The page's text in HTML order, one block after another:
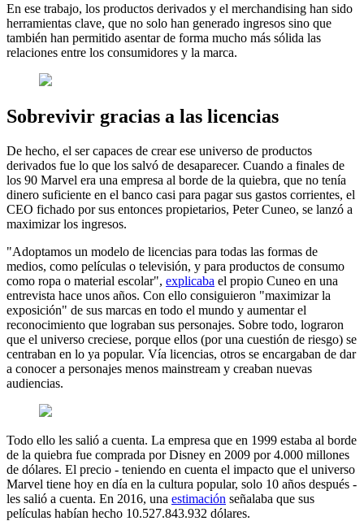
En ese trabajo, los productos derivados y el merchandising han sido
herramientas clave, que no solo han generado ingresos sino que
también han permitido asentar de forma mucho más sólida las
relaciones entre los consumidores y la marca.
Sobrevivir gracias a las licencias
De hecho, el ser capaces de crear ese universo de productos
derivados fue lo que los salvó de desaparecer. Cuando a finales de
los 90 Marvel era una empresa al borde de la quiebra, que no tenía
dinero suficiente en el banco casi para pagar sus gastos corrientes, el
CEO fichado por sus entonces propietarios, Peter Cuneo, se lanzó a
maximizar los ingresos.
"Adoptamos un modelo de licencias para todas las formas de
medios, como películas o televisión, y para productos de consumo
como ropa o material escolar", explicaba el propio Cuneo en una
entrevista hace unos años. Con ello consiguieron "maximizar la
exposición" de sus marcas en todo el mundo y aumentar el
reconocimiento que lograban sus personajes. Sobre todo, lograron
que el universo creciese, porque ellos (por una cuestión de riesgo) se
centraban en lo ya popular. Vía licencias, otros se encargaban de dar
a conocer a personajes menos mainstream y creaban nuevas
audiencias.
Todo ello les salió a cuenta. La empresa que en 1999 estaba al borde
de la quiebra fue comprada por Disney en 2009 por 4.000 millones
de dólares. El precio - teniendo en cuenta el impacto que el universo
Marvel tiene hoy en día en la cultura popular, solo 10 años después -
les salió a cuenta. En 2016, una estimación señalaba que sus
películas habían hecho 10.527.843.932 dólares.